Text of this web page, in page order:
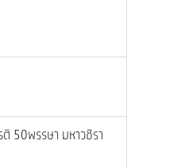
50พรรษา มหาวชิรา